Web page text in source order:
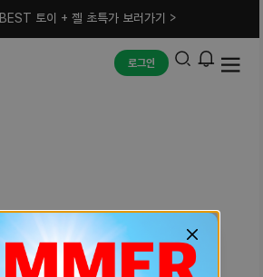
BEST 토이 + 젤 초특가 보러가기 >
로그인